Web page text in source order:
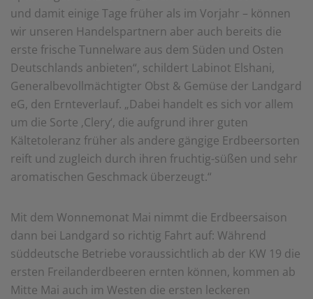
einem erneuten Besuch der Seite schnell wieder zur
Verfügung stellen.
Marketing
Wir verwenden Cookies für Personalisierung, um Ihnen
Inhalte anzuzeigen, die relevanter für Sie sind. So
können wir Ihnen beispielweise Angebote präsentieren,
die genau auf Ihr bisheriges Suchverhalten
zugeschnitten sind.
und damit einige Tage früher als im Vorjahr – können
wir unseren Handelspartnern aber auch bereits die
erste frische Tunnelware aus dem Süden und Osten
Deutschlands anbieten“, schildert Labinot Elshani,
Generalbevollmächtigter Obst & Gemüse der Landgard
eG, den Ernteverlauf. „Dabei handelt es sich vor allem
um die Sorte ‚Clery‘, die aufgrund ihrer guten
Kältetoleranz früher als andere gängige Erdbeersorten
reift und zugleich durch ihren fruchtig-süßen und sehr
aromatischen Geschmack überzeugt.“
Mit dem Wonnemonat Mai nimmt die Erdbeersaison
dann bei Landgard so richtig Fahrt auf: Während
süddeutsche Betriebe voraussichtlich ab der KW 19 die
ersten Freilanderdbeeren ernten können, kommen ab
Mitte Mai auch im Westen die ersten leckeren